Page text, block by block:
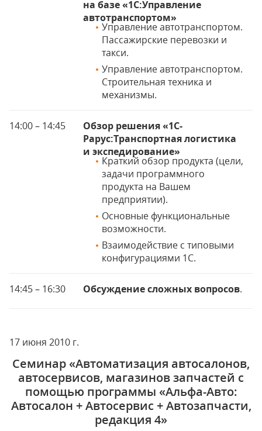
на базе «1С:Управление
автотранспортом»
Управление автотранспортом.
Пассажирские перевозки и
такси.
Управление автотранспортом.
Строительная техника и
механизмы.
14:00 – 14:45
Обзор решения «1С-
Рарус:Транспортная логистика
и экспедирование»
Краткий обзор продукта (цели,
задачи программного
продукта на Вашем
предприятии).
Основные функциональные
возможности.
Взаимодействие с типовыми
конфигурациями 1С.
14:45 – 16:30 Обсуждение сложных вопросов.
17 июня 2010 г.
Семинар «Автоматизация автосалонов,
автосервисов, магазинов запчастей с
помощью программы «Альфа-Авто:
Автосалон + Автосервис + Автозапчасти,
редакция 4»